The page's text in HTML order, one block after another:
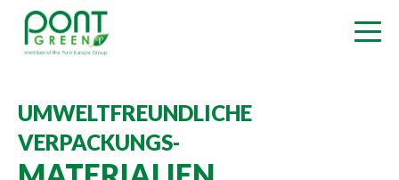
UMWELTFREUNDLICHE
VERPACKUNGS-